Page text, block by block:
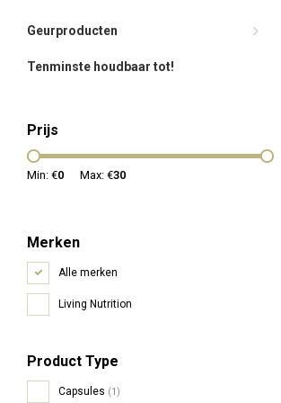
Geurproducten
Tenminste houdbaar tot!
Prijs
Min: €0 Max: €30
Merken
Alle merken
Living Nutrition
Product Type
Capsules (1)